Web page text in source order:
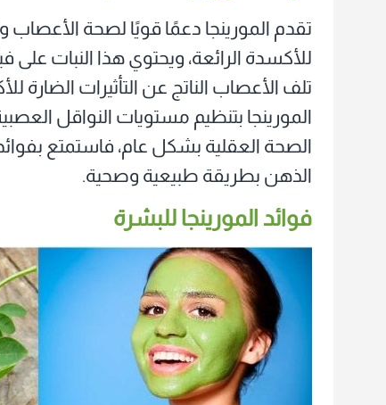
تقدم المورينجا دعمًا قويًا لصحة
للأكسدة الرائعة، ويحتوي هذا النبات على
تلف الأعصاب الناتج عن التأثيرات
المورينجا بتنظيم مستويات النواقل
الصحة العقلية بشكل عام، فاستمتع
الذهن بطريقة طبيعية وصحية.
فوائد المورينجا للبشرة